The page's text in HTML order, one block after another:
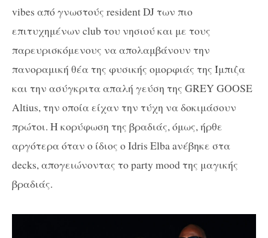
vibes από γνωστούς residentDJτων πιο
επιτυχημένων clubτου νησιού και με τους
παρευρισκόμενους να απολαμβάνουν την
πανοραμική θέα της φυσικής ομορφιάς της Ίμπιζα
και την ασύγκριτα απαλή γεύση της GREY GOOSE
Altius, την οποία είχαν την τύχη να δοκιμάσουν
πρώτοι. Η κορύφωση της βραδιάς, όμως, ήρθε
αργότερα όταν ο ίδιος οIdris Elba aνέβηκε στα
decks, απογειώνοντας το party moodτης μαγικής
βραδιάς.